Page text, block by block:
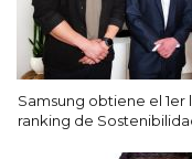
Samsung obtiene el
ranking de